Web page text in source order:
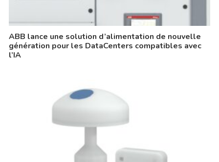
ABB lance une solution d’alimentation de nouvelle
génération pour les DataCenters compatibles avec
l’IA